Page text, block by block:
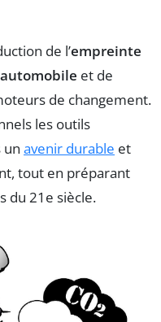
de l’empreinte
automobile et de
de changement.
les outils
un avenir durable et
tout en préparant
du 21e siècle.